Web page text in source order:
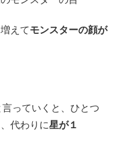
えてモンスターの顔が
言っていくと、ひとつ
代わりに星が１